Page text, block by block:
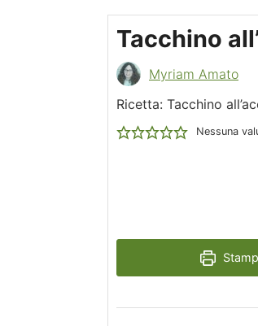
Tacchino
Myriam Amato
Ricetta: Tacchino
Nessuna